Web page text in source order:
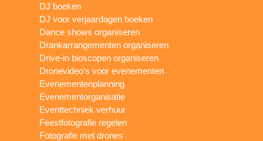
DJ boeken
DJ voor verjaardagen boeken
Dance shows organiseren
Drankarrangementen organiseren
Drive-in bioscopen organiseren
Dronevideo’s voor evenementen
Evenementenplanning
Evenementorganisatie
Eventtechniek verhuur
Feestfotografie regelen
Fotografie met drones